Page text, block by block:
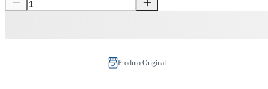
Produto Original